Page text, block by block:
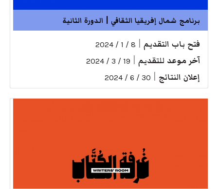
برنامج شمال إفريقيا الثقافي | الدورة الثانية
فتح باب التقديم 8 / 1 / 2024
آخر موعد للتقديم 19 / 3 / 2024
إعلان النتائج 30 / 6 / 2024